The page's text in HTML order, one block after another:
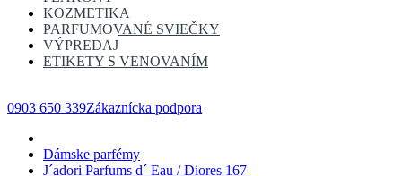
KOZMETIKA
PARFUMOVANÉ SVIEČKY
VÝPREDAJ
ETIKETY S VENOVANÍM
0903 650 339Zákaznícka podpora
Dámske parfémy
J´adori Parfums d´ Eau / Diores 167